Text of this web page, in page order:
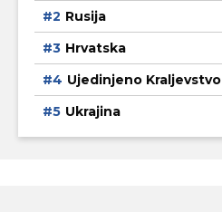
Rusija
Hrvatska
Ujedinjeno Kraljevstvo
Ukrajina